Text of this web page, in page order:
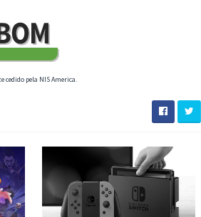
pela NIS America.